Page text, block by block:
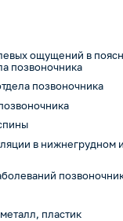
ощущений в
позвоночника
позвоночника
в нижнегрудном
пластик